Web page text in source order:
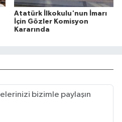
Atatürk İlkokulu'nun İmarı
İçin Gözler Komisyon
Kararında